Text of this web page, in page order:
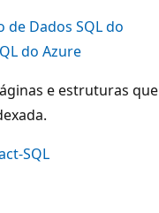
de Dados SQL do
do Azure
e estruturas que
SQL